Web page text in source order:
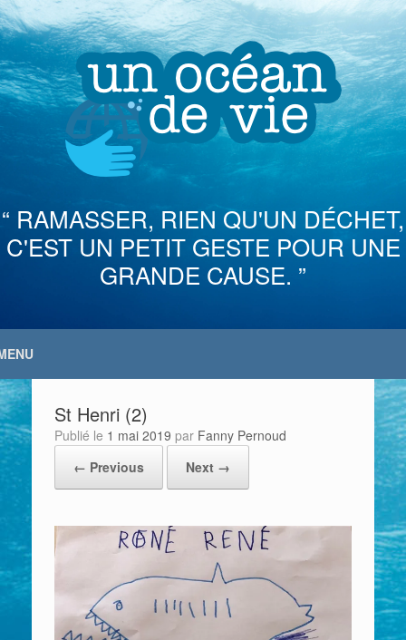
Skip
to
content
“ RAMASSER, RIEN QU'UN DÉCHET,
C'EST UN PETIT GESTE POUR UNE
GRANDE CAUSE. ”
St Henri (2)
Publié le 1 mai 2019 par Fanny Pernoud
← Previous
Next →